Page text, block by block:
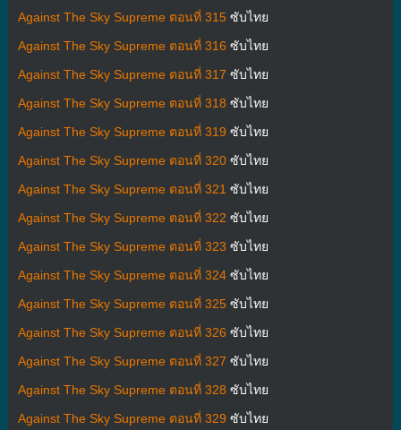
Against The Sky Supreme ตอนที่ 315ซับไทย
Against The Sky Supreme ตอนที่ 316 ซับไทย
Against The Sky Supreme ตอนที่ 317 ซับไทย
Against The Sky Supreme ตอนที่ 318 ซับไทย
Against The Sky Supreme ตอนที่ 319 ซับไทย
Against The Sky Supreme ตอนที่ 320ซับไทย
Against The Sky Supreme ตอนที่ 321 ซับไทย
Against The Sky Supreme ตอนที่ 322 ซับไทย
Against The Sky Supreme ตอนที่ 323 ซับไทย
Against The Sky Supreme ตอนที่ 324ซับไทย
Against The Sky Supreme ตอนที่ 325ซับไทย
Against The Sky Supreme ตอนที่ 326 ซับไทย
Against The Sky Supreme ตอนที่ 327 ซับไทย
Against The Sky Supreme ตอนที่ 328 ซับไทย
Against The Sky Supreme ตอนที่ 329 ซับไทย